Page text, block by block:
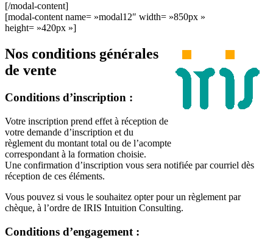
[/modal-content]
[modal-content name= »modal12″ width= »850px »
height= »420px »]
Nos conditions générales
de vente
Conditions d’inscription :
Votre inscription prend effet à réception de
votre demande d’inscription et du
règlement du montant total ou de l’acompte
correspondant à la formation choisie.
Une confirmation d’inscription vous sera notifiée par courriel dès
réception de ces éléments.
Vous pouvez si vous le souhaitez opter pour un règlement par
chèque, à l’ordre de IRIS Intuition Consulting.
Conditions d’engagement :